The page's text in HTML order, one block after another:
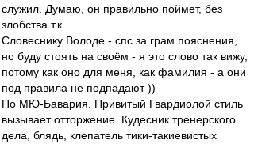
служил. Думаю, он правильно поймет, без
злобства т.к.
Словеснику Володе - спс за грам.пояснения,
но буду стоять на своём - я это слово так вижу,
потому как оно для меня, как фамилия - а они
под правила не подпадают ))
По МЮ-Бавария. Привитый Гвардиолой стиль
вызывает отторжение. Кудесник тренерского
дела, блядь, клепатель тики-такиевистых